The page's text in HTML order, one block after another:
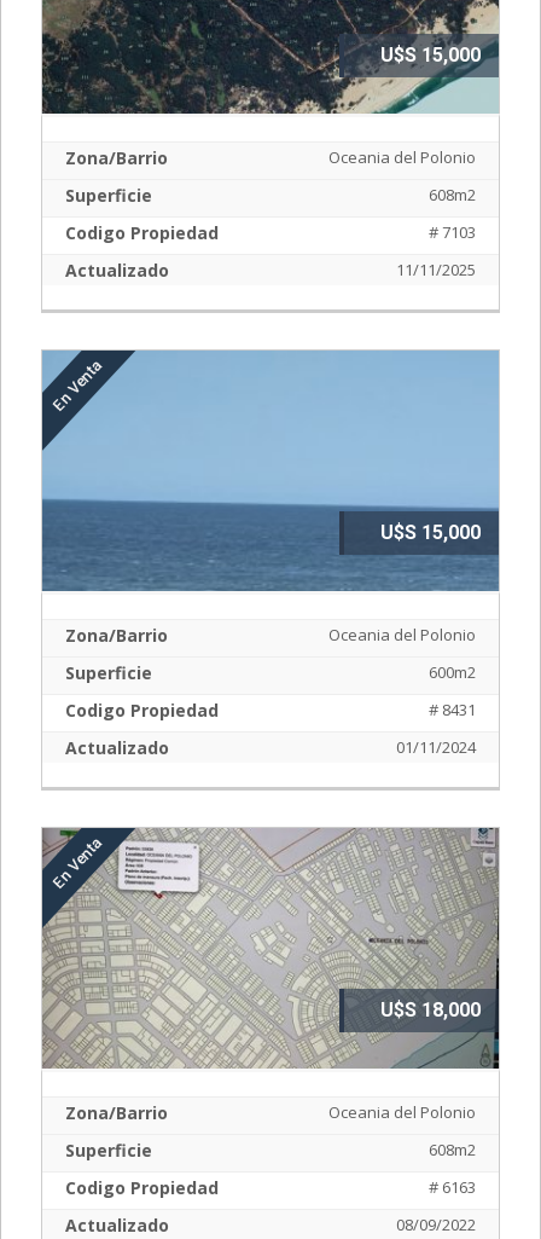
U$S 15,000
Zona/Barrio Oceania del Polonio
Superficie 608m2
Codigo Propiedad # 7103
Actualizado 11/11/2025
U$S 15,000
Zona/Barrio Oceania del Polonio
Superficie 600m2
Codigo Propiedad # 8431
Actualizado 01/11/2024
U$S 18,000
Zona/Barrio Oceania del Polonio
Superficie 608m2
Codigo Propiedad # 6163
Actualizado 08/09/2022